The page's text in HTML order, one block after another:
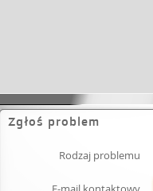
Zgłoś problem
Rodzaj problemu